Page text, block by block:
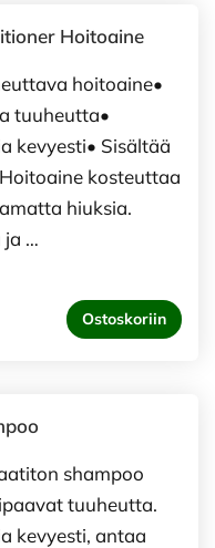
Hoitoaine
hoitoaine•
tuuheutta•
kevyesti• Sisältää
kosteuttaa
hiuksia.
ja …
Ostoskoriin
shampoo
tuuheutta.
kevyesti, antaa